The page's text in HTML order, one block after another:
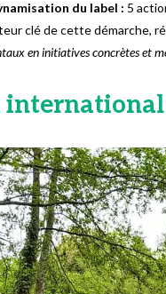
du label : 5
clé de cette démarche,
en initiatives concrètes et